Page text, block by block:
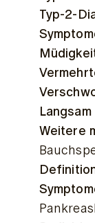
Typ-2-
Weitere